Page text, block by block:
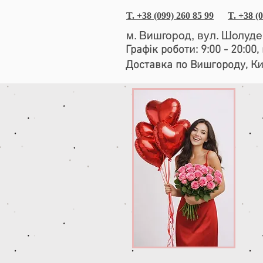
T. +38 (099) 260 85 99 T. +38
м. Вишгород, вул.
Графік роботи: 9:00 -
Доставка по Вишгороду,